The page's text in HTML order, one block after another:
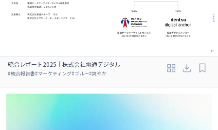
統合レポート2025｜株式会社電通デジタル
#統合報告書#マーケティング#ブルー#爽やか